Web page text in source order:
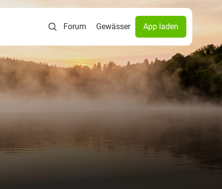
Forum Gewässer App laden